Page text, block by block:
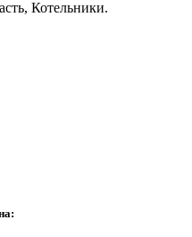
Котельники.